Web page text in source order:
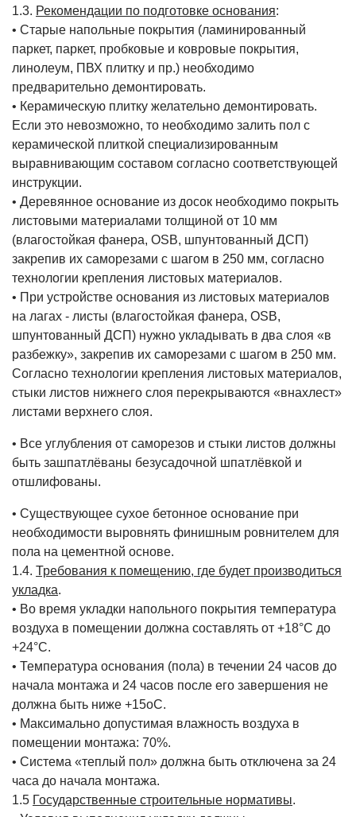
1.3. Рекомендации по подготовке основания:
• Старые напольные покрытия (ламинированный
паркет, паркет, пробковые и ковровые покрытия,
линолеум, ПВХ плитку и пр.) необходимо
предварительно демонтировать.
• Керамическую плитку желательно демонтировать.
Если это невозможно, то необходимо залить пол с
керамической плиткой специализированным
выравнивающим составом согласно соответствующей
инструкции.
• Деревянное основание из досок необходимо покрыть
листовыми материалами толщиной от 10 мм
(влагостойкая фанера, OSB, шпунтованный ДСП)
закрепив их саморезами с шагом в 250 мм, согласно
технологии крепления листовых материалов.
• При устройстве основания из листовых материалов
на лагах - листы (влагостойкая фанера, OSB,
шпунтованный ДСП) нужно укладывать в два слоя «в
разбежку», закрепив их саморезами с шагом в 250 мм.
Согласно технологии крепления листовых материалов,
стыки листов нижнего слоя перекрываются «внахлест»
листами верхнего слоя.
• Все углубления от саморезов и стыки листов должны
быть зашпатлёваны безусадочной шпатлёвкой и
отшлифованы.
• Существующее сухое бетонное основание при
необходимости выровнять финишным ровнителем для
пола на цементной основе.
1.4. Требования к помещению, где будет производиться
укладка.
• Во время укладки напольного покрытия температура
воздуха в помещении должна составлять от +18°С до
+24°С.
• Температура основания (пола) в течении 24 часов до
начала монтажа и 24 часов после его завершения не
должна быть ниже +15оС.
• Максимально допустимая влажность воздуха в
помещении монтажа: 70%.
• Система «теплый пол» должна быть отключена за 24
часа до начала монтажа.
1.5 Государственные строительные нормативы.